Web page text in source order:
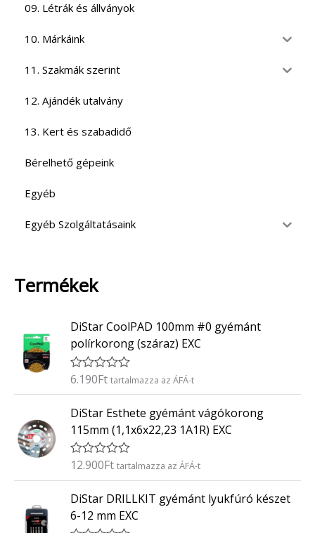
09. Létrák és állványok
10. Márkáink
11. Szakmák szerint
12. Ajándék utalvány
13. Kert és szabadidő
Bérelhető gépeink
Egyéb
Egyéb Szolgáltatásaink
Termékek
DiStar CoolPAD 100mm #0 gyémánt
polírkorong (száraz) EXC
É
é
k
e
l
s
:
/
5
6.190Ft tartalmazza az ÁFÁ-t
DiStar Esthete gyémánt vágókorong
115mm (1,1x6x22,23 1A1R) EXC
É
é
k
e
12.900Ft tartalmazza az ÁFÁ-t
DiStar DRILLKIT gyémánt lyukfúró készet
6-12 mm EXC